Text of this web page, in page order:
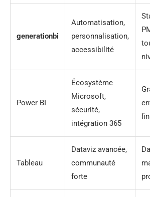
generationbi
Automatisation,
personnalisation,
accessibilité
Power BI
Écosystème
Microsoft,
sécurité,
intégration 365
Tableau
Dataviz avancée,
communauté
forte